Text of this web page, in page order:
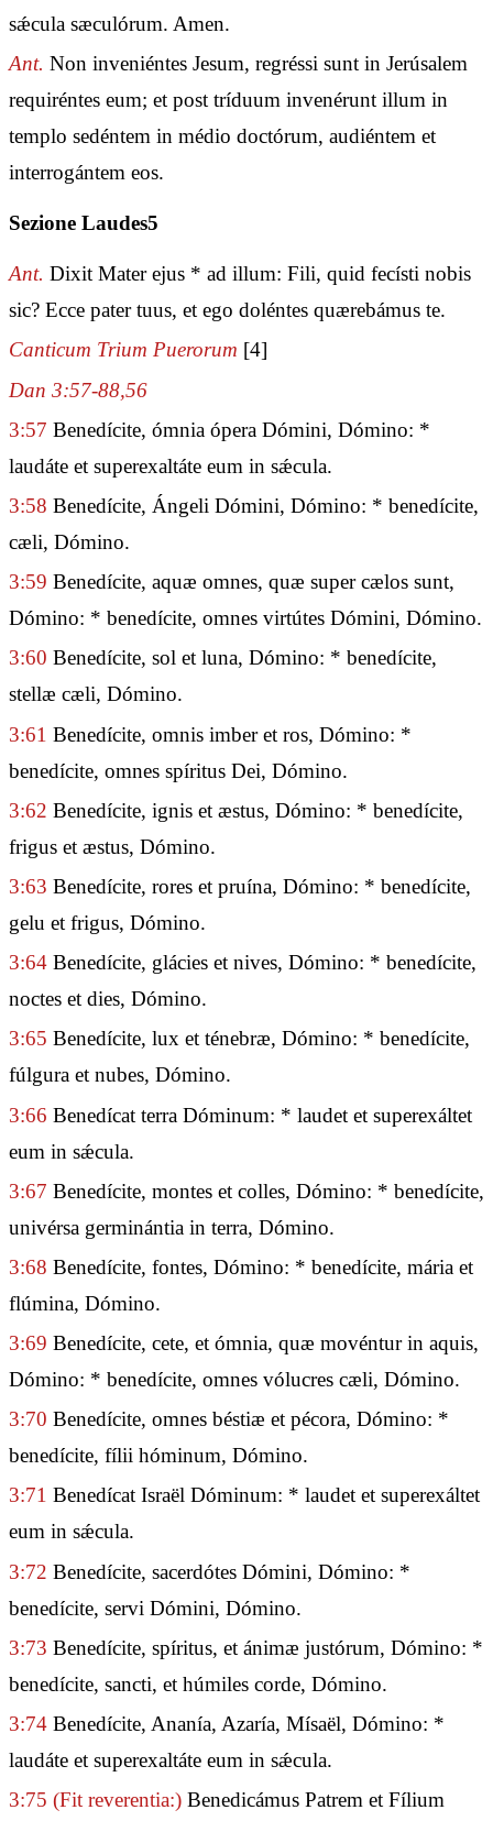
sǽcula sæculórum. Amen.
Ant. Non inveniéntes Jesum, regréssi sunt in Jerúsalem
requiréntes eum; et post tríduum invenérunt illum in
templo sedéntem in médio doctórum, audiéntem et
interrogántem eos.
Sezione Laudes5
Ant. Dixit Mater ejus * ad illum: Fili, quid fecísti nobis
sic? Ecce pater tuus, et ego doléntes quærebámus te.
Canticum Trium Puerorum [4]
Dan 3:57-88,56
3:57 Benedícite, ómnia ópera Dómini, Dómino: *
laudáte et superexaltáte eum in sǽcula.
3:58 Benedícite, Ángeli Dómini, Dómino: * benedícite,
cæli, Dómino.
3:59 Benedícite, aquæ omnes, quæ super cælos sunt,
Dómino: * benedícite, omnes virtútes Dómini, Dómino.
3:60 Benedícite, sol et luna, Dómino: * benedícite,
stellæ cæli, Dómino.
3:61 Benedícite, omnis imber et ros, Dómino: *
benedícite, omnes spíritus Dei, Dómino.
3:62 Benedícite, ignis et æstus, Dómino: * benedícite,
frigus et æstus, Dómino.
3:63 Benedícite, rores et pruína, Dómino: * benedícite,
gelu et frigus, Dómino.
3:64 Benedícite, glácies et nives, Dómino: * benedícite,
noctes et dies, Dómino.
3:65 Benedícite, lux et ténebræ, Dómino: * benedícite,
fúlgura et nubes, Dómino.
3:66 Benedícat terra Dóminum: * laudet et superexáltet
eum in sǽcula.
3:67 Benedícite, montes et colles, Dómino: * benedícite,
univérsa germinántia in terra, Dómino.
3:68 Benedícite, fontes, Dómino: * benedícite, mária et
flúmina, Dómino.
3:69 Benedícite, cete, et ómnia, quæ movéntur in aquis,
Dómino: * benedícite, omnes vólucres cæli, Dómino.
3:70 Benedícite, omnes béstiæ et pécora, Dómino: *
benedícite, fílii hóminum, Dómino.
3:71 Benedícat Israël Dóminum: * laudet et superexáltet
eum in sǽcula.
3:72 Benedícite, sacerdótes Dómini, Dómino: *
benedícite, servi Dómini, Dómino.
3:73 Benedícite, spíritus, et ánimæ justórum, Dómino: *
benedícite, sancti, et húmiles corde, Dómino.
3:74 Benedícite, Ananía, Azaría, Mísaël, Dómino: *
laudáte et superexaltáte eum in sǽcula.
3:75 (Fit reverentia:) Benedicámus Patrem et Fílium